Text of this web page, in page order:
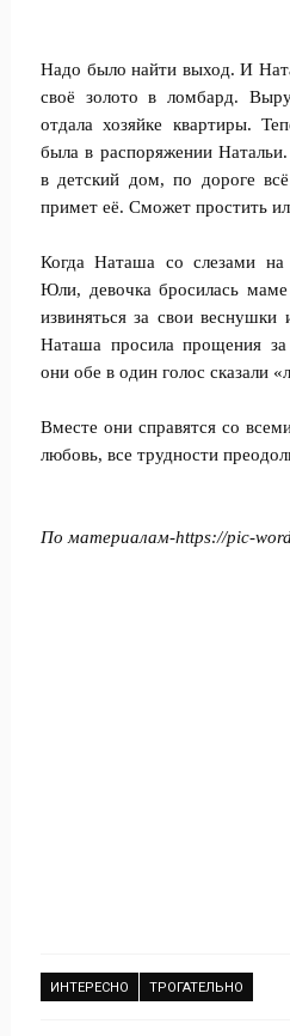
Надо было найти выход. И
своё золото в ломбард.
отдала хозяйке квартиры.
была в распоряжении
в детский дом, по дороге
примет её. Сможет простить
Когда Наташа со слезами
Юли, девочка бросилась
извиняться за свои
Наташа просила прощения
они обе в один голос сказали
Вместе они справятся со
любовь, все трудности
По материалам-https://pic-
ИНТЕРЕСНО ТРОГАТЕЛЬНО